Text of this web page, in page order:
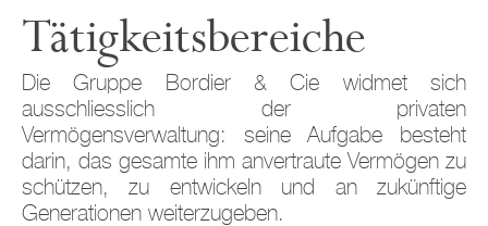
Tätigkeitsbereiche
Die Gruppe Bordier & Cie widmet sich
ausschliesslich der privaten
Vermögensverwaltung: seine Aufgabe besteht
darin, das gesamte ihm anvertraute Vermögen zu
schützen, zu entwickeln und an zukünftige
Generationen weiterzugeben.